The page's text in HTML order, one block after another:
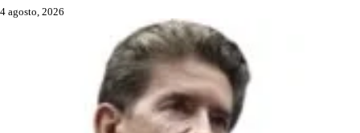
4 agosto, 2026